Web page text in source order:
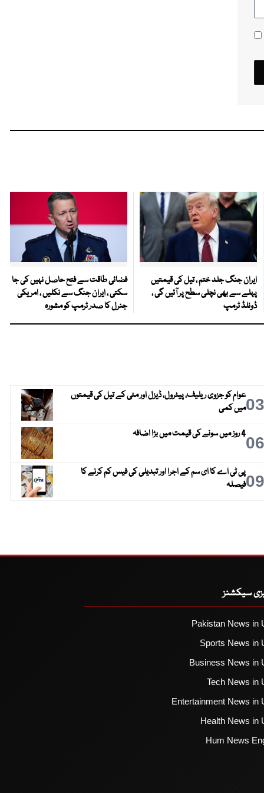
ایران جنگ جلد ختم ، تیل کی قیمتیں
پہلے سے بھی نچلی سطح پر آئیں گی ،
ڈونلڈ ٹرمپ
فضائی طاقت سے فتح حاصل نہیں کی جا
سکتی ، ایران جنگ سے نکلیں ، امریکی
جنرل کا صدر ٹرمپ کو مشورہ
03عوام کو جزوی ریلیف، پیٹرول، ڈیزل اور مٹی کے تیل کی قیمتوں
میں کمی
064 روز میں سونے کی قیمت میں بڑا اضافہ
09پی ٹی اے کا ای سم کے اجرا اور تبدیلی کی فیس کم کرنے کا
فیصلہ
سیکشنز
Pakistan News in
Sports News in
Business News in
Tech News in
Entertainment News in
Health News in
Hum News